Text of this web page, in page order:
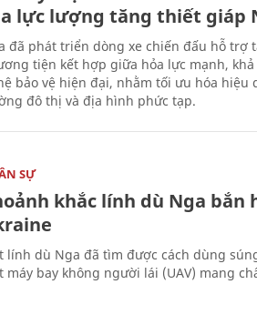
lực lượng tăng thiết giáp
đã phát triển dòng xe chiến đấu hỗ trợ
tiện kết hợp giữa hỏa lực mạnh,
bảo vệ hiện đại, nhằm tối ưu hóa hiệu
đô thị và địa hình phức tạp.
SỰ
khắc lính dù Nga bắn
lính dù Nga đã tìm được cách dùng
máy bay không người lái (UAV) mang